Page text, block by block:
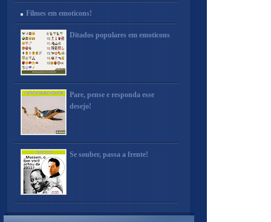
Filmes em emoticons!
Ditados populares em emoticons
Pare, pense e responda esse
desejo!
Se souber, passa a frente!